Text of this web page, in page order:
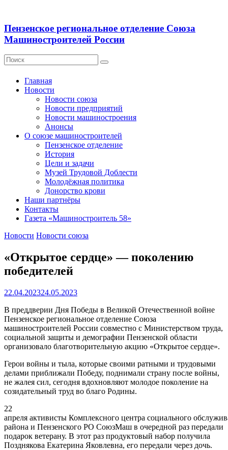
Пензенское региональное отделение Союза
Машиностроителей России
Главная
Новости
Новости союза
Новости предприятий
Новости машиностроения
Анонсы
О союзе машиностроителей
Пензенское отделение
История
Цели и задачи
Музей Трудовой Доблести
Молодёжная политика
Донорство крови
Наши партнёры
Контакты
Газета «Машиностроитель 58»
Новости Новости союза
«Открытое сердце» — поколению
победителей
22.04.202324.05.2023
В преддверии Дня Победы в Великой Отечественной войне
Пензенское региональное отделение Союза
машиностроителей России совместно с Министерством труда,
социальной защиты и демографии Пензенской области
организовало благотворительную акцию «Открытое сердце».
Герои войны и тыла, которые своими ратными и трудовыми
делами приближали Победу, поднимали страну после войны,
не жалея сил, сегодня вдохновляют молодое поколение на
созидательный труд во благо Родины.
22
апреля активисты Комплексного центра социального
района и Пензенского РО СоюзМаш в очередной раз передали
подарок ветерану. В этот раз продуктовый набор получила
Позднякова Екатерина Яковлевна, его передали через дочь.